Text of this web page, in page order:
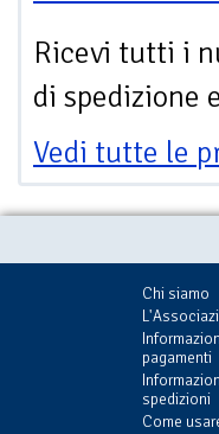
Ricevi tutti i
di spedizione
Vedi tutte le
Chi siamo
pagamenti
spedizioni
Come